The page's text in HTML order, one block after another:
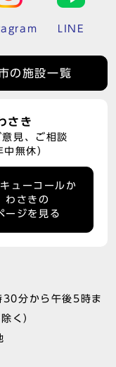
LINE
の施設一覧
さき
見、ご相談
無休）
ューコールか
わさきの
ージを見る
30分から午後5時ま
く）